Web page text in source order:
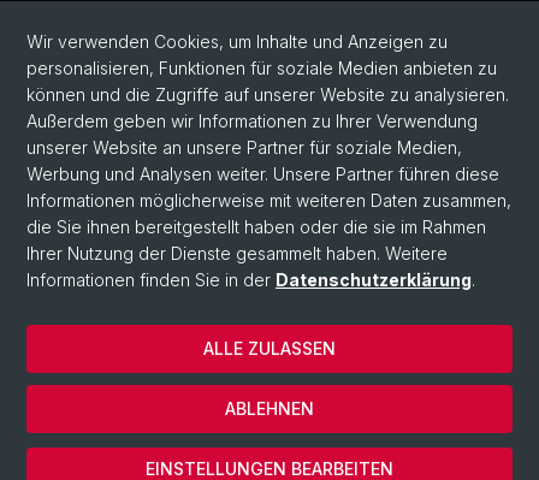
Social Media
Linkedin
Bluesky
© Universität Basel
Philosophisch-Historische Fakultät
Home
Datenschutzerklärung
Wir verwenden Cookies, um Inhalte und Anzeigen zu
personalisieren, Funktionen für soziale Medien anbieten zu
können und die Zugriffe auf unserer Website zu analysieren.
Außerdem geben wir Informationen zu Ihrer Verwendung
unserer Website an unsere Partner für soziale Medien,
Werbung und Analysen weiter. Unsere Partner führen diese
Informationen möglicherweise mit weiteren Daten zusammen,
die Sie ihnen bereitgestellt haben oder die sie im Rahmen
Ihrer Nutzung der Dienste gesammelt haben. Weitere
Informationen finden Sie in der Datenschutzerklärung.
EINSTELLUNGEN BEARBEITEN
ABLEHNEN
ALLE ZULASSEN